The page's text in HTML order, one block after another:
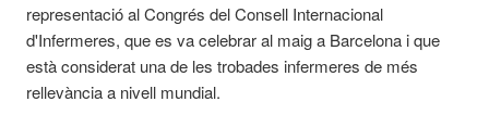
representació al Congrés del Consell Internacional
d'Infermeres, que es va celebrar al maig a Barcelona i que
està considerat una de les trobades infermeres de més
rellevància a nivell mundial.